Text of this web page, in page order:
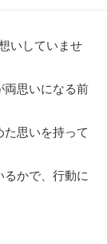
いしていませ
両思いになる前
思いを持って
るかで、行動に